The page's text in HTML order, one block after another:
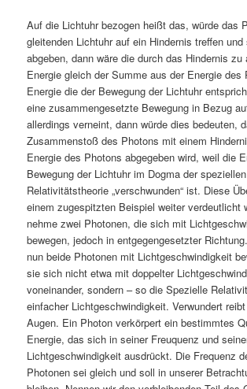
Auf die Lichtuhr bezogen heißt das, würde das
gleitenden Lichtuhr auf ein Hindernis treffen
abgeben, dann wäre die durch das Hindernis zu
Energie gleich der Summe aus der Energie des
Energie die der Bewegung der Lichtuhr
eine zusammengesetzte Bewegung in Bezug
allerdings verneint, dann würde dies bedeuten,
Zusammenstoß des Photons mit einem
Energie des Photons abgegeben wird, weil die
Bewegung der Lichtuhr im Dogma der speziellen
Relativitätstheorie „verschwunden“ ist. Diese
einem zugespitzten Beispiel weiter verdeutlicht
nehme zwei Photonen, die sich mit
bewegen, jedoch in entgegengesetzter
nun beide Photonen mit Lichtgeschwindigkeit
sie sich nicht etwa mit doppelter
voneinander, sondern – so die Spezielle
einfacher Lichtgeschwindigkeit. Verwundert
Augen. Ein Photon verkörpert ein bestimmtes
Energie, das sich in seiner Freuquenz und
Lichtgeschwindigkeit ausdrückt. Die Frequenz
Photonen sei gleich und soll in unserer